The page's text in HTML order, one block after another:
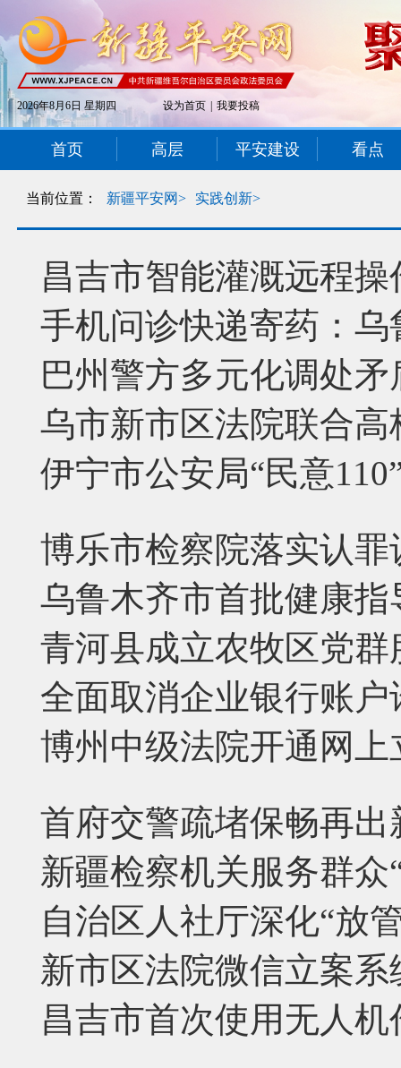
2026年8月6日 星期四 设为首页 我要投稿
首页 高层 平安建设 看点
当前位置： 新疆平安网> 实践创新>
昌吉市智能灌溉远程
手机问诊快递寄药：
巴州警方多元化调处
乌市新市区法院联合高
伊宁市公安局“民意
博乐市检察院落实认
乌鲁木齐市首批健康指
青河县成立农牧区党
全面取消企业银行账
博州中级法院开通网上
首府交警疏堵保畅再出
新疆检察机关服务群众
自治区人社厅深化“放
新市区法院微信立案
昌吉市首次使用无人